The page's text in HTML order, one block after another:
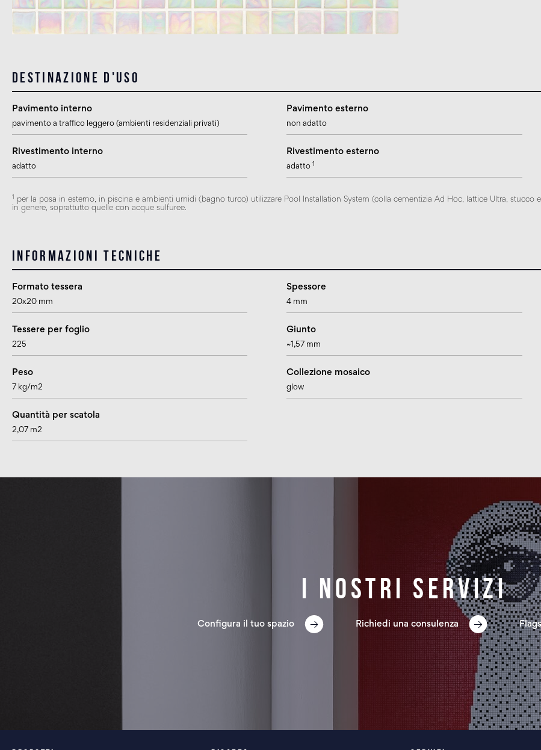
Destinazione d'uso
Pavimento interno
pavimento a traffico leggero (ambienti residenziali privati)
Pavimento esterno
non adatto
Rivestimento interno
adatto
Rivestimento esterno
adatto 1
1
per la posa in esterno, in piscina e ambienti umidi (bagno turco) utilizzare Pool Installation System (colla cementizia Ad Hoc, lattice Ultra,
in genere, soprattutto quelle con acque sulfuree.
Informazioni tecniche
Formato tessera
20x20 mm
Spessore
4 mm
Tessere per foglio
225
Giunto
~1,57 mm
Peso
7 kg/m2
Collezione mosaico
glow
Quantità per scatola
2,07 m2
I nostri servizi
Configura il tuo spazio Richiedi una consulenza